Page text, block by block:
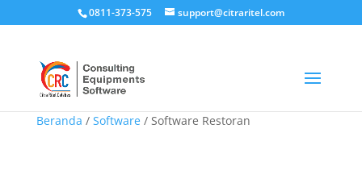
0811-373-575 support@citraritel.com
Beranda / Software/ Software Restoran